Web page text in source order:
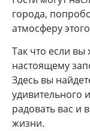
города,
атмосферу
Так что если вы
настоящему
Здесь вы
удивительного
радовать вас и
жизни.